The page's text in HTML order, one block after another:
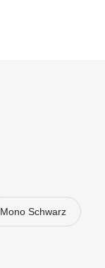
Mono Schwarz